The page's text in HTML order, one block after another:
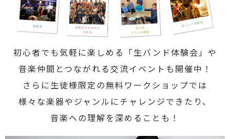
初心者でも気軽に楽しめる「生バンド体験会」や
音楽仲間とつながれる交流イベントも開催中！
さらに生徒様限定の無料ワークショップでは
様々な楽器やジャンルにチャレンジできたり、
音楽への理解を深めることも！